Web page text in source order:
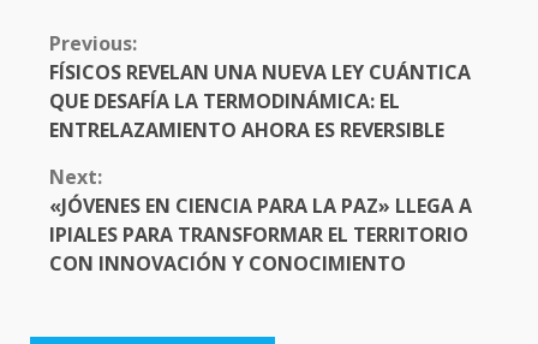
CONTINUE
READING
Previous:
FÍSICOS REVELAN UNA NUEVA LEY CUÁNTICA
QUE DESAFÍA LA TERMODINÁMICA: EL
ENTRELAZAMIENTO AHORA ES REVERSIBLE
Next:
«JÓVENES EN CIENCIA PARA LA PAZ» LLEGA A
IPIALES PARA TRANSFORMAR EL TERRITORIO
CON INNOVACIÓN Y CONOCIMIENTO